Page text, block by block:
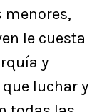
menores,
le cuesta
y
luchar y